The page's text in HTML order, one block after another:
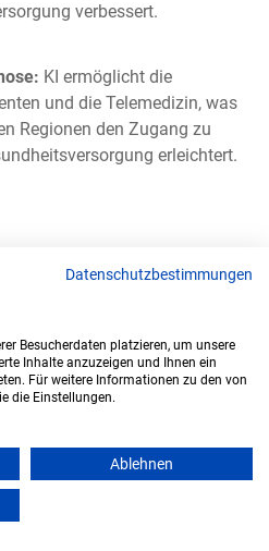
verbessert.
KI ermöglicht die
und die Telemedizin, was
Regionen den Zugang zu
erleichtert.
von
die Sorge um den Verlust
verstärken. Insbesondere
Grundpflege könnten
Pflege ist nicht nur auf
sondern erfordert auch
Der
Datenschutzbestimmungen
Besucherdaten platzieren, um unsere
Inhalte anzuzeigen und Ihnen ein
Für weitere Informationen zu den von
die Einstellungen.
Ablehnen